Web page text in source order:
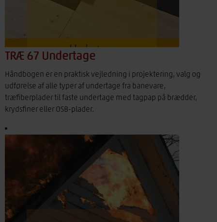
TRÆ 67 Undertage
Håndbogen er en praktisk vejledning i projektering, valg og
udførelse af alle typer af undertage fra banevare,
træfiberplader til faste undertage med tagpap på brædder,
krydsfiner eller OSB-plader.